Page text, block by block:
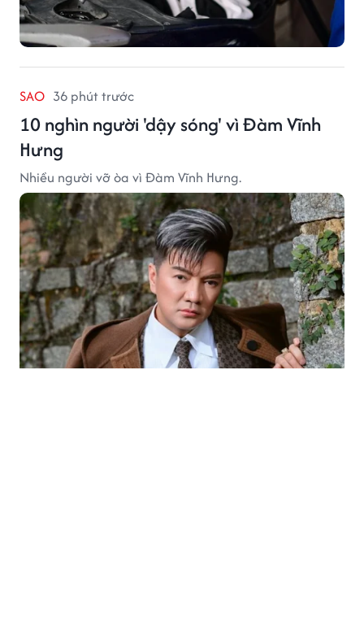
SAO 36 phút trước
10 nghìn người 'dậy sóng' vì Đàm Vĩnh
Hưng
Nhiều người vỡ òa vì Đàm Vĩnh Hưng.